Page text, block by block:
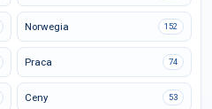
Norwegia 152
Praca 74
Ceny 53